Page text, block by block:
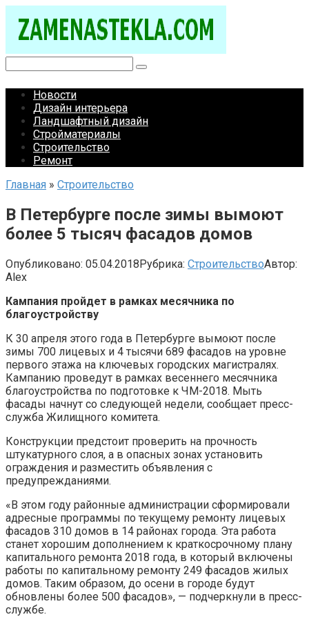
контенту
Новости
Дизайн интерьера
Ландшафтный дизайн
Стройматериалы
Строительство
Ремонт
Главная » Строительство
В Петербурге после зимы вымоют
более 5 тысяч фасадов домов
Опубликовано: 05.04.2018Рубрика: СтроительствоАвтор:
Alex
Кампания пройдет в рамках месячника по
благоустройству
К 30 апреля этого года в Петербурге вымоют после
зимы 700 лицевых и 4 тысячи 689 фасадов на уровне
первого этажа на ключевых городских магистралях.
Кампанию проведут в рамках весеннего месячника
благоустройства по подготовке к ЧМ-2018. Мыть
фасады начнут со следующей недели, сообщает пресс-
служба Жилищного комитета.
Конструкции предстоит проверить на прочность
штукатурного слоя, а в опасных зонах установить
ограждения и разместить объявления с
предупрежданиями.
«В этом году районные администрации сформировали
адресные программы по текущему ремонту лицевых
фасадов 310 домов в 14 районах города. Эта работа
станет хорошим дополнением к краткосрочному плану
капитального ремонта 2018 года, в который включены
работы по капитальному ремонту 249 фасадов жилых
домов. Таким образом, до осени в городе будут
обновлены более 500 фасадов», — подчеркнули в пресс-
службе.